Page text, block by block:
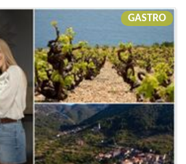
GASTRO